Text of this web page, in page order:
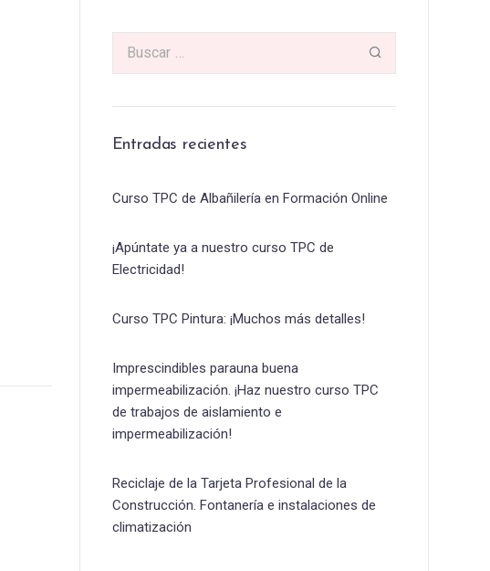
Entradas recientes
Curso TPC de Albañilería en Formación Online
¡Apúntate ya a nuestro curso TPC de
Electricidad!
Curso TPC Pintura: ¡Muchos más detalles!
Imprescindibles parauna buena
impermeabilización. ¡Haz nuestro curso TPC
de trabajos de aislamiento e
impermeabilización!
Reciclaje de la Tarjeta Profesional de la
Construcción. Fontanería e instalaciones de
climatización